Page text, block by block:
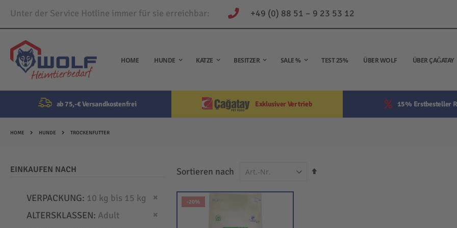
Unter der Service Hotline immer für sie erreichbar: +49 (0) 88 51 – 9 23 53 12
Direkt
zum
Inhalt
HOME HUNDE KATZE BESITZER SALE % TEST 25% ÜBER WOLF ÜBER ÇAĞATAY
ab 75,-€ Versandkostenfrei Exklusiver Vertrieb 15% Erstbesteller
HOME HUNDE TROCKENFUTTER
Sortieren nach
In
-20%
EINKAUFEN NACH
VERPACKUNG 10 kg bis 15 kg
Dies entfernen
ALTERSKLASSEN Adult